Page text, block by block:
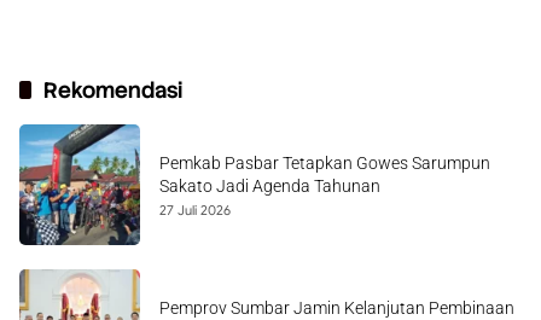
Rekomendasi
Pemkab Pasbar Tetapkan Gowes Sarumpun
Sakato Jadi Agenda Tahunan
27 Juli 2026
Pemprov Sumbar Jamin Kelanjutan Pembinaan